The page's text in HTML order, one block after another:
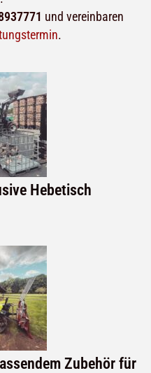
und vereinbaren
.
Hebetisch
Zubehör für